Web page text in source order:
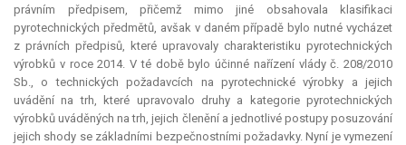
právním předpisem, přičemž mimo jiné obsahovala klasifikaci
pyrotechnických předmětů, avšak v daném případě bylo nutné vycházet
z právních předpisů, které upravovaly charakteristiku pyrotechnických
výrobků v roce 2014. V té době bylo účinné nařízení vlády č. 208/2010
Sb., o technických požadavcích na pyrotechnické výrobky a jejich
uvádění na trh, které upravovalo druhy a kategorie pyrotechnických
výrobků uváděných na trh, jejich členění a jednotlivé postupy posuzování
jejich shody se základními bezpečnostními požadavky. Nyní je vymezení